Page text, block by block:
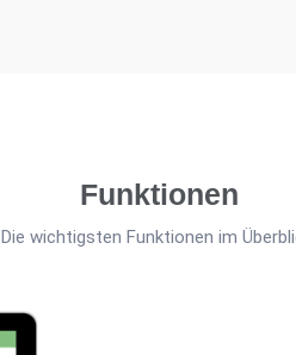
Funktionen
Die wichtigsten Funktionen im